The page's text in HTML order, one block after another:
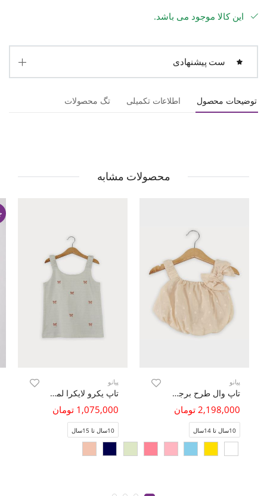
این کالا موجود می باشد.
ست پیشنهادی
توضیحات محصول اطلاعات تکمیلی تگ محصولات
محصولات مشابه
پیانو
تاپ وال طرح برجسته خالدار
2,198,000 تومان
10سال تا 14سال
پیانو
تاپ یکرو لایکرا لمه دار (ست با کد 10450)
1,075,000 تومان
10سال تا 15سال